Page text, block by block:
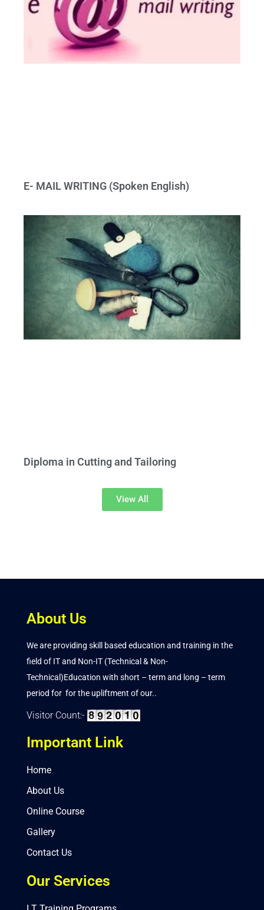
E- MAIL WRITING (Spoken English)
Diploma in Cutting and Tailoring
View All
About Us
We are providing skill based education and training in the
field of IT and Non-IT (Technical & Non-
Technical)Education with short – term and long – term
period for for the upliftment of our..
Visitor Count:-
Important Link
Home
About Us
Online Course
Gallery
Contact Us
Our Services